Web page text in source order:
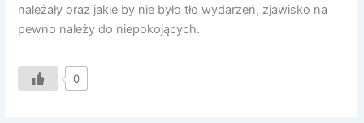
należały oraz jakie by nie było tło wydarzeń, zjawisko na
pewno należy do niepokojących.
0